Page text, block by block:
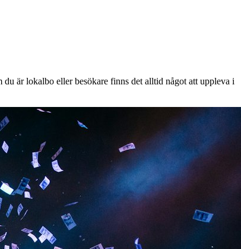
är lokalbo eller besökare finns det alltid något att uppleva i